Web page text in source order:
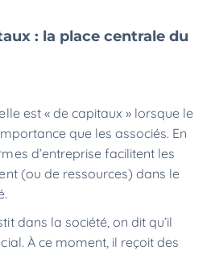
: la place centrale du
est « de capitaux » lorsque le
que les associés. En
d’entreprise facilitent les
(ou de ressources) dans le
dans la société, on dit qu’il
À ce moment, il reçoit des